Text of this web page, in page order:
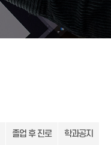
졸업 후 진로 학과공지